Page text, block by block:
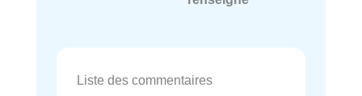
Liste des commentaires